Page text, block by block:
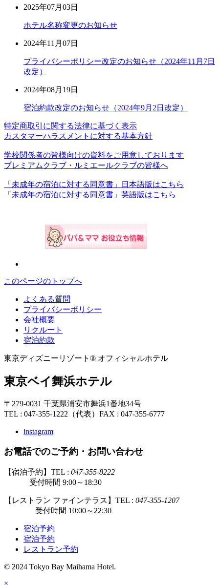
2025年07月03日
ホテル名称変更のお知らせ
2024年11月07日
プライバシーポリシー改定のお知らせ（2024年11月7日
改定）
2024年08月19日
宿泊約款改定のお知らせ（2024年9月2日改定）
特定商取引に関する法律に基づく表示
カスタマーハラスメントに対する基本方針
学校関係者の皆様向けの資料をご用意しております
プレミアムクラブ・ルミエールクラブの皆様へ
「未成年の宿泊に対する同意書」日本語版はこちら
「未成年の宿泊に対する同意書」英語版はこちら
このページのトップへ
よくある質問
プライバシーポリシー
会社概要
リクルート
宿泊約款
東京ディズニーリゾート® オフィシャルホテル
東京ベイ舞浜ホテル
〒279-0031 千葉県浦安市舞浜1番地34号
TEL : 047-355-1222（代表） FAX : 047-355-6777
instagram
お電話でのご予約・お問い合わせ
【宿泊予約】TEL : 047-355-8222
受付時間 9:00～18:30
【レストラン ファインテラス】TEL : 047-355-1207
受付時間 10:00～22:30
宿泊予約
宿泊予約
レストラン予約
© 2024 Tokyo Bay Maihama Hotel.
×